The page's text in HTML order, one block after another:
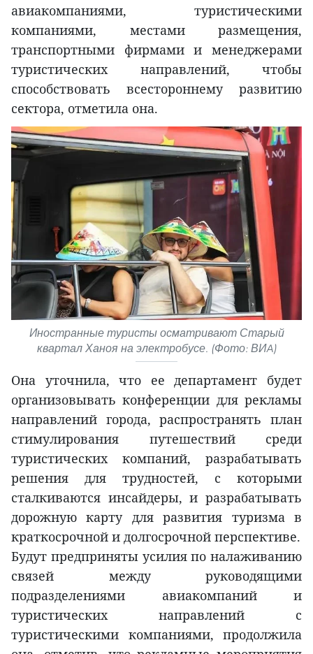
авиакомпаниями, туристическими
компаниями, местами размещения,
транспортными фирмами и менеджерами
туристических направлений, чтобы
способствовать всестороннему развитию
сектора, отметила она.
Иностранные туристы осматривают Старый
квартал Ханоя на электробусе. (Фото: ВИA)
Она уточнила, что ее департамент будет
организовывать конференции для рекламы
направлений города, распространять план
стимулирования путешествий среди
туристических компаний, разрабатывать
решения для трудностей, с которыми
сталкиваются инсайдеры, и разрабатывать
дорожную карту для развития туризма в
краткосрочной и долгосрочной перспективе.
Будут предприняты усилия по налаживанию
связей между руководящими
подразделениями авиакомпаний и
туристических направлений с
туристическими компаниями, продолжила